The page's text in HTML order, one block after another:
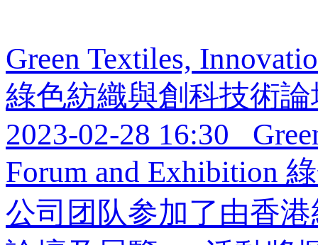
Green Textiles,
綠色紡織與創科技術論
2023-02-28 16:30
Forum and Exhibition
公司团队参加了由香